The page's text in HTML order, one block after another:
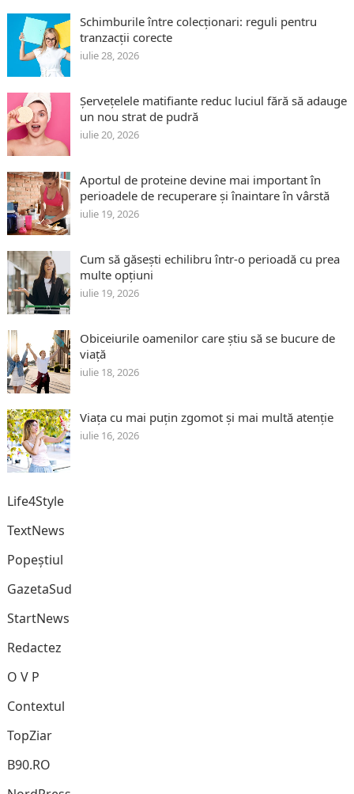
Schimburile între colecționari: reguli pentru
tranzacții corecte
iulie 28, 2026
Șervețelele matifiante reduc luciul fără să adauge
un nou strat de pudră
iulie 20, 2026
Aportul de proteine devine mai important în
perioadele de recuperare și înaintare în vârstă
iulie 19, 2026
Cum să găsești echilibru într-o perioadă cu prea
multe opțiuni
iulie 19, 2026
Obiceiurile oamenilor care știu să se bucure de
viață
iulie 18, 2026
Viața cu mai puțin zgomot și mai multă atenție
iulie 16, 2026
Life4Style
TextNews
Popeștiul
GazetaSud
StartNews
Redactez
O V P
Contextul
TopZiar
B90.RO